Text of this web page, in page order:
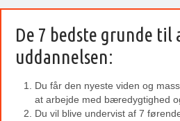
De 7 bedste grunde til
uddannelsen:
Du får den nyeste viden og
at arbejde med bæredygtighed
Du vil blive undervist af 7